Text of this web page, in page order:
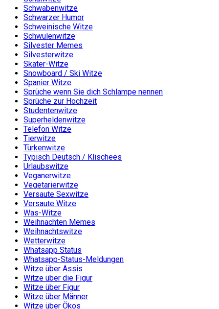
Schwabenwitze
Schwarzer Humor
Schweinische Witze
Schwulenwitze
Silvester Memes
Silvesterwitze
Skater-Witze
Snowboard / Ski Witze
Spanier Witze
Sprüche wenn Sie dich Schlampe nennen
Sprüche zur Hochzeit
Studentenwitze
Superheldenwitze
Telefon Witze
Tierwitze
Türkenwitze
Typisch Deutsch / Klischees
Urlaubswitze
Veganerwitze
Vegetarierwitze
Versaute Sexwitze
Versaute Witze
Was-Witze
Weihnachten Memes
Weihnachtswitze
Wetterwitze
Whatsapp Status
Whatsapp-Status-Meldungen
Witze über Assis
Witze über die Figur
Witze über Figur
Witze über Männer
Witze über Ökos